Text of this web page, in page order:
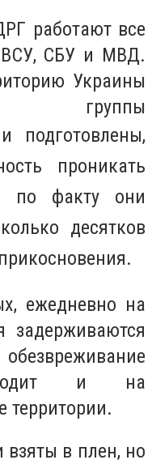
работают все
ВСУ, СБУ и МВД.
Украины
группы
подготовлены,
проникать
по факту они
десятков
ежедневно на
задерживаются
и на
территории.
взяты в плен, но